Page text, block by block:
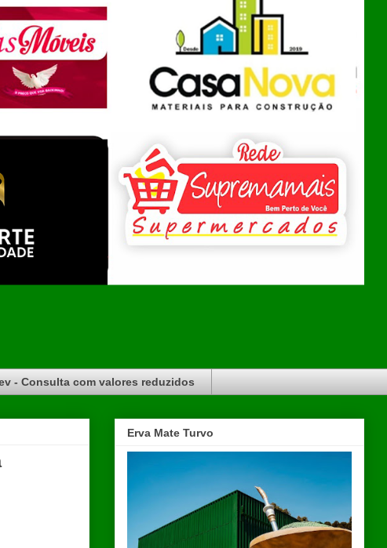
- Consulta com valores reduzidos
Erva Mate Turvo